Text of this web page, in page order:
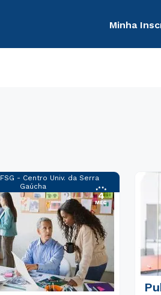
Minha
FSG - Centro Univ. da Serra
Gaúcha